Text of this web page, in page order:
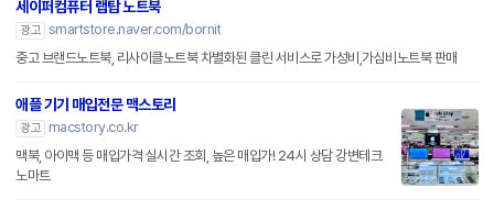
세이퍼컴퓨터 랩탑 노트북
광고 smartstore.naver.com/bornit
중고 브랜드노트북, 리사이클노트북 차별화된 클린 서비스로 가성비,가심비노트북 판매
애플 기기 매입전문 맥스토리
광고
macstory.co.kr
맥북, 아이맥 등 매입가격 실시간 조회, 높은 매입가! 24시 상담 강변테크
노마트